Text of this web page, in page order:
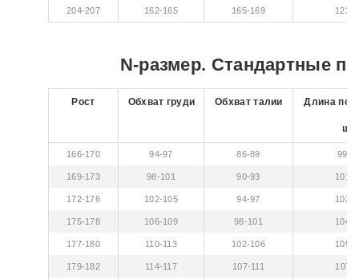
204-207 162-165 165-169 123-
N-размер. Стандартные
Рост Обхват груди Обхват талии Длина по
166-170 94-97 86-89 99-
169-173 98-101 90-93 101-
172-176 102-105 94-97 102-
175-178 106-109 98-101 104-
177-180 110-113 102-106 105-
179-182 114-117 107-111 107-